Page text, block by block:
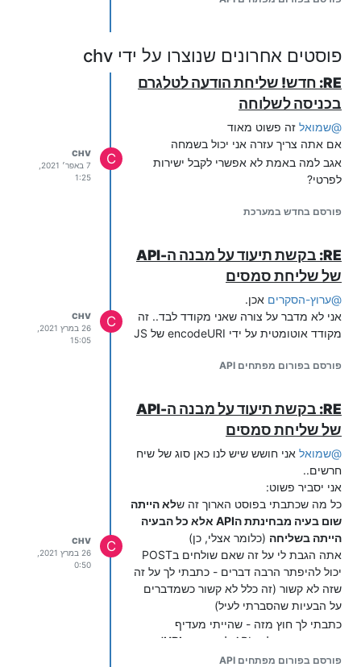
תודה לעוזרים
תודה@שמואל
הראוי לAPI תקני
פוסטים אחרונים שנוצרו על ידי chv
RE: חדש! שליחת הודעה לטלגרם
בכניסה לשלוחה
@שמואל זה פשוט מאוד
אם אתה צריך עזרה אני יכול בשמחה
אגב למה באמת לא אפשרי לקבל ישירות
לפרטי?
פורסם בחדש במערכת
C
CHV
1:25
RE: בקשת תיעוד על מבנה ה-API
של שליחת סמסים
@ערוץ-הסקרים אכן.
אני לא מדבר על צורה שאני מקודד לבד.. זה
מקודד אוטומטית על ידי encodeURI של JS
פורסם בפורום מפתחים API
C
CHV
15:05
RE: בקשת תיעוד על מבנה ה-API
של שליחת סמסים
@שמואל אני חושש שיש לנו כאן סוג של שיח
חרשים..
אני יסביר פשוט:
כל מה שכתבתי בפוסט הארוך זה שלא הייתה
שום בעיה מבחינתת הAPI אלא כל הבעיה
הייתה בשליחה (כלומר אצלי, כן)
אתה הגבת לי על זה שאם שולחים בPOST
יכול להיפתר הרבה דברים - כתבתי לך על זה
שזה לא קשור (זה כלל לא קשור כשמדברים
על הבעיות שהסברתי לעיל)
כתבתי לך חוץ מזה - שהייתי מעדיף
שהתקשורת מול ה-API לא תהיה
URL'ית
אלא שהתוכן של הבקשה יועבר על ידי
פורסם בפורום מפתחים API
C
CHV
0:50